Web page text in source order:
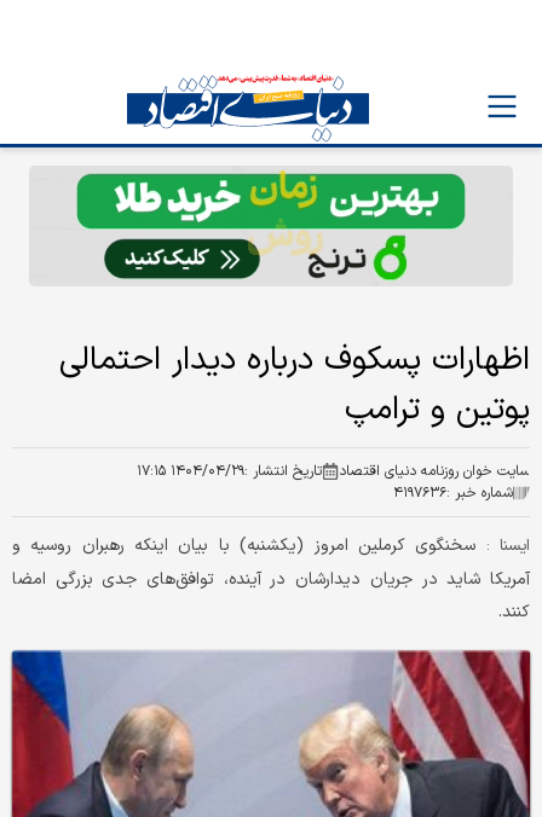
اظهارات پسکوف درباره دیدار احتمالی
پوتین و ترامپ
سایت خوان روزنامه دنیای اقتصاد تاریخ انتشار :۱۴۰۴/۰۴/۲۹ ۱۷:۱۵
شماره خبر :۴۱۹۷۶۳۶
ايسنا : سخنگوی کرملین امروز (یکشنبه) با بیان اینکه رهبران روسیه و
آمریکا شاید در جریان دیدارشان در آینده، توافق‌های جدی بزرگی امضا
کنند.